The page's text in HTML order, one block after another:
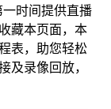
时间提供直播
藏本页面，本
表，助您轻松
及录像回放，